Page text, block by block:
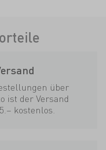
über
ist der Versand
kostenlos.